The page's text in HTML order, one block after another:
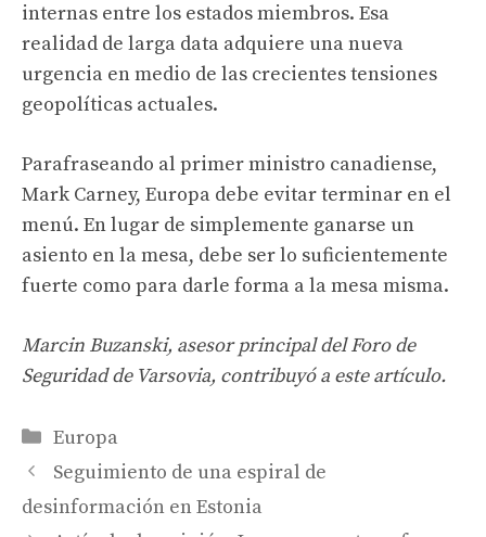
internas entre los estados miembros. Esa
realidad de larga data adquiere una nueva
urgencia en medio de las crecientes tensiones
geopolíticas actuales.
Parafraseando al primer ministro canadiense,
Mark Carney, Europa debe evitar terminar en el
menú. En lugar de simplemente ganarse un
asiento en la mesa, debe ser lo suficientemente
fuerte como para darle forma a la mesa misma.
Marcin Buzanski, asesor principal del Foro de
Seguridad de Varsovia, contribuyó a este artículo.
Categories
Europa
Seguimiento de una espiral de
desinformación en Estonia